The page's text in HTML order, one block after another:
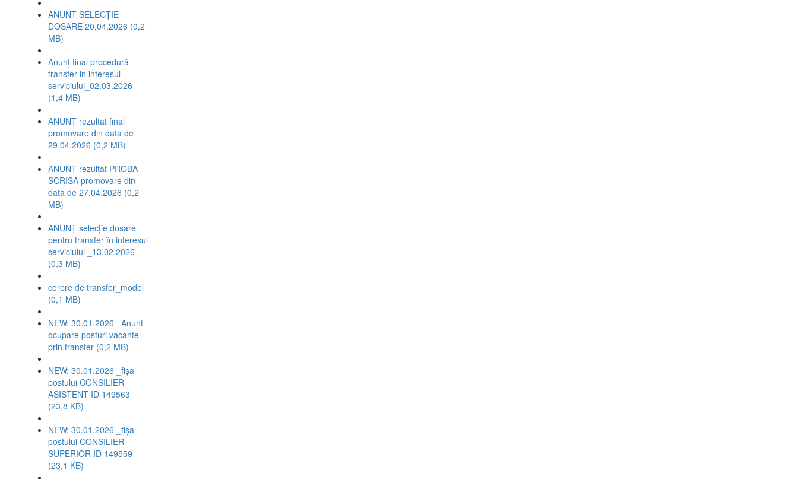
ANUNT SELECȚIE
DOSARE 20,04,2026 (0,2
MB)
Anunț final procedură
transfer in interesul
serviciului_02.03.2026
(1,4 MB)
ANUNȚ rezultat final
promovare din data de
29.04.2026 (0,2 MB)
ANUNȚ rezultat PROBA
SCRISA promovare din
data de 27.04.2026 (0,2
MB)
ANUNȚ selecție dosare
pentru transfer în interesul
serviciului _13.02.2026
(0,3 MB)
cerere de transfer_model
(0,1 MB)
NEW: 30.01.2026 _Anunt
ocupare posturi vacante
prin transfer (0,2 MB)
NEW: 30.01.2026 _fișa
postului CONSILIER
ASISTENT ID 149563
(23,8 KB)
NEW: 30.01.2026 _fișa
postului CONSILIER
SUPERIOR ID 149559
(23,1 KB)